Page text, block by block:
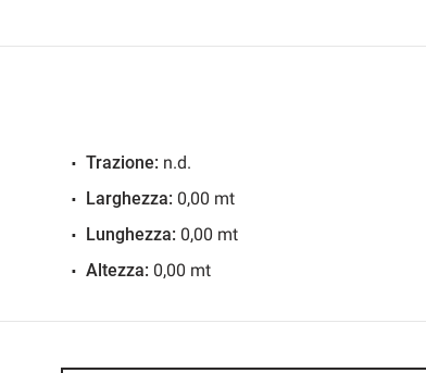
Trazione: n.d.
Larghezza: 0,00 mt
Lunghezza: 0,00 mt
Altezza: 0,00 mt